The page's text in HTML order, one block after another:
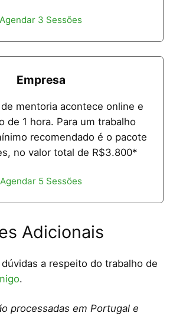
Agendar 3 Sessões
Empresa
mentoria acontece online e
de 1 hora. Para um trabalho
recomendado é o pacote
no valor total de R$3.800*
Agendar 5 Sessões
Adicionais
a respeito do trabalho de
.
processadas em Portugal e